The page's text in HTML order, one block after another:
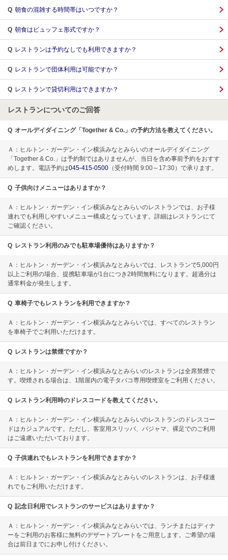
Q 朝食の混雑する時間帯はいつですか？
Q 朝食はビュッフェ形式ですか？
Q レストランは予約なしでも利用できますか？
Q レストランで団体利用は可能ですか？
Q レストランで貸切利用はできますか？
レストランについてのご回答
Q オールデイダイニング「Together & Co.」の予約方法を教えてください。
Ａ：ヒルトン・ガーデン・イン横浜みなとみらいのオールデイダイニング
「Together & Co.」は予約制ではありませんが、当日を含め事前予約をおすす
めします。電話予約は045-415-0500 （受付時間 9:00～17:30）で承ります。
Q 子供向けメニューはありますか？
Ａ：ヒルトン・ガーデン・イン横浜みなとみらいのレストランでは、お子様
連れでも利用しやすいメニュー構成となっています。詳細はレストランにて
ご確認ください。
Q レストラン利用のみでも駐車場優待はありますか？
Ａ：ヒルトン・ガーデン・イン横浜みなとみらいでは、レストランで5,000円
以上ご利用の場合、提携駐車場が1台につき2時間無料になります。超過分は
通常料金が発生します。
Q 車椅子でもレストランを利用できますか？
Ａ：ヒルトン・ガーデン・イン横浜みなとみらいでは、すべてのレストラン
を車椅子でご利用いただけます。
Q レストランは禁煙ですか？
Ａ：ヒルトン・ガーデン・イン横浜みなとみらいのレストランは全席禁煙で
す。喫煙される場合は、1階屋内の電子タバコ専用喫煙室をご利用ください。
Q レストラン利用時のドレスコードを教えてください。
Ａ：ヒルトン・ガーデン・イン横浜みなとみらいのレストランのドレスコー
ドはカジュアルです。ただし、客室用スリッパ、パジャマ、裸足でのご利用
はご遠慮いただいております。
Q 子供連れでもレストランを利用できますか？
Ａ：ヒルトン・ガーデン・イン横浜みなとみらいのレストランは、お子様連
れでもご利用いただけます。
Q 記念日利用でレストランのサービスはありますか？
Ａ：ヒルトン・ガーデン・イン横浜みなとみらいでは、ランチまたはディナ
ーをご利用のお客様に無料のデザートプレートをご用意します。ご希望の場
合は前日までにお申し付けください。